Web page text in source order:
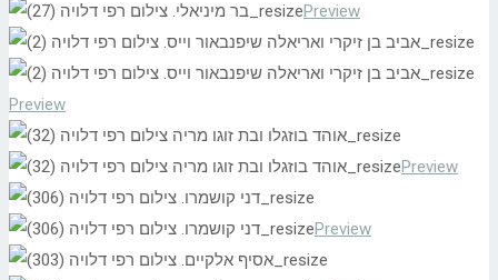
Preview
Preview
Preview
Preview